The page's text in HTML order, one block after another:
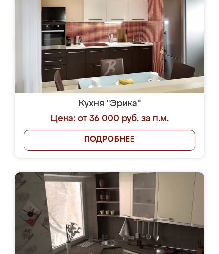
Кухня "Эрика"
Цена: от 36 000 руб. за п.м.
ПОДРОБНЕЕ